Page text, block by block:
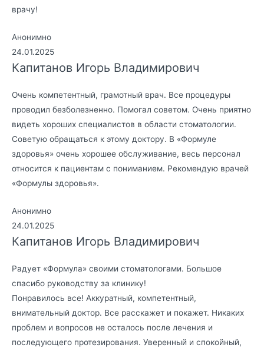
врачу!
Анонимно
24.01.2025
Капитанов Игорь Владимирович
Очень компетентный, грамотный врач. Все процедуры
проводил безболезненно. Помогал советом. Очень приятно
видеть хороших специалистов в области стоматологии.
Советую обращаться к этому доктору. В «Формуле
здоровья» очень хорошее обслуживание, весь персонал
относится к пациентам с пониманием. Рекомендую врачей
«Формулы здоровья».
Анонимно
24.01.2025
Капитанов Игорь Владимирович
Радует «Формула» своими стоматологами. Большое
спасибо руководству за клинику!
Понравилось все! Аккуратный, компетентный,
внимательный доктор. Все расскажет и покажет. Никаких
проблем и вопросов не осталось после лечения и
последующего протезирования. Уверенный и спокойный,